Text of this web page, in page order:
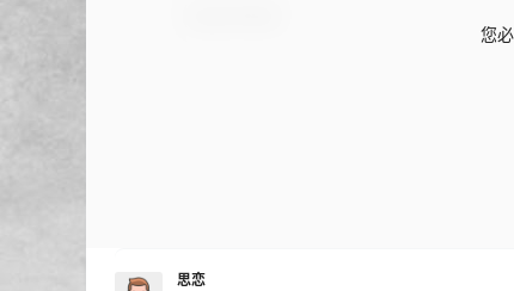
您
思恋